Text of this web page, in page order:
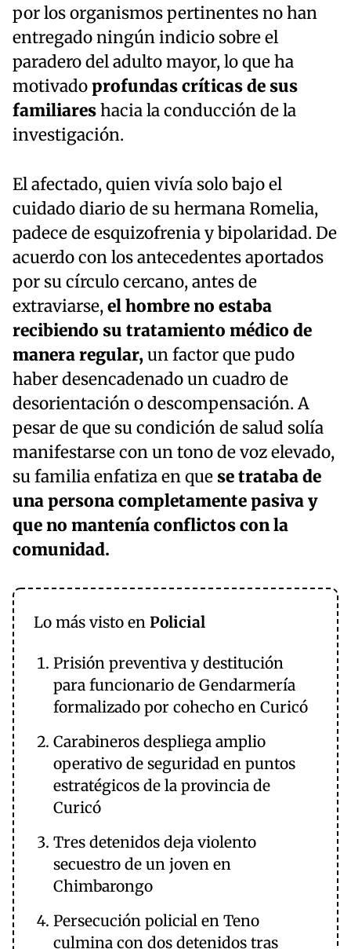
por los organismos pertinentes no han
entregado ningún indicio sobre el
paradero del adulto mayor, lo que ha
motivadoprofundas críticas de sus
familiareshacia la conducción de la
investigación.
El afectado, quien vivía solo bajo el
cuidado diario de su hermana Romelia,
padece de esquizofrenia y bipolaridad. De
acuerdo con los antecedentes aportados
por su círculo cercano, antes de
extraviarse,el hombre no estaba
recibiendo su tratamiento médico de
manera regular,un factor que pudo
haber desencadenado un cuadro de
desorientación o descompensación. A
pesar de que su condición de salud solía
manifestarse con un tono de voz elevado,
su familia enfatiza en que se trataba de
una persona completamente pasiva y
que no mantenía conflictos con la
comunidad.
Lo más visto en Policial
Prisión preventiva y destitución
para funcionario de Gendarmería
formalizado por cohecho en Curicó
Carabineros despliega amplio
operativo de seguridad en puntos
estratégicos de la provincia de
Curicó
Tres detenidos deja violento
secuestro de un joven en
Chimbarongo
Persecución policial en Teno
culmina con dos detenidos tras